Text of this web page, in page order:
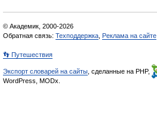
© Академик, 2000-2026
Обратная связь: Техподдержка Реклама на сайте
👣 Путешествия
Экспорт словарей на сайты , сделанные на PHP,
WordPress, MODx.